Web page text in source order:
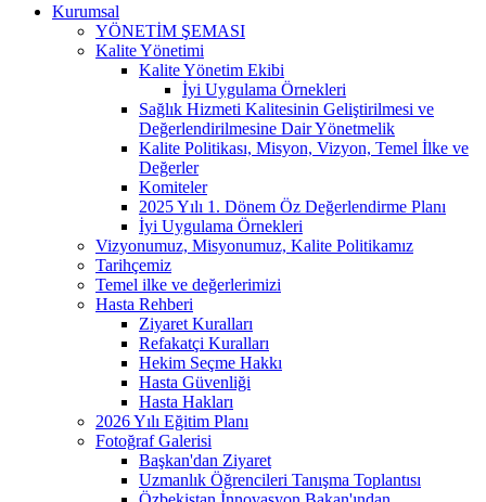
Kurumsal
YÖNETİM ŞEMASI
Kalite Yönetimi
Kalite Yönetim Ekibi
İyi Uygulama Örnekleri
Sağlık Hizmeti Kalitesinin Geliştirilmesi ve
Değerlendirilmesine Dair Yönetmelik
Kalite Politikası, Misyon, Vizyon, Temel İlke ve
Değerler
Komiteler
2025 Yılı 1. Dönem Öz Değerlendirme Planı
İyi Uygulama Örnekleri
Vizyonumuz, Misyonumuz, Kalite Politikamız
Tarihçemiz
Temel ilke ve değerlerimizi
Hasta Rehberi
Ziyaret Kuralları
Refakatçi Kuralları
Hekim Seçme Hakkı
Hasta Güvenliği
Hasta Hakları
2026 Yılı Eğitim Planı
Fotoğraf Galerisi
Başkan'dan Ziyaret
Uzmanlık Öğrencileri Tanışma Toplantısı